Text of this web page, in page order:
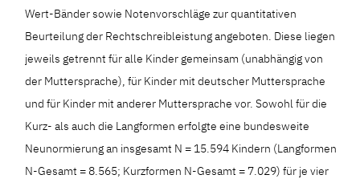
Wert-Bänder sowie Notenvorschläge zur quantitativen
Beurteilung der Rechtschreibleistung angeboten. Diese liegen
jeweils getrennt für alle Kinder gemeinsam (unabhängig von
der Muttersprache), für Kinder mit deutscher Muttersprache
und für Kinder mit anderer Muttersprache vor. Sowohl für die
Kurz- als auch die Langformen erfolgte eine bundesweite
Neunormierung an insgesamt N = 15.594 Kindern (Langformen
N-Gesamt = 8.565; Kurzformen N-Gesamt = 7.029) für je vier